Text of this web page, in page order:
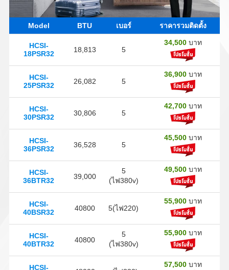
Model BTU เบอร์ ราคารวมติดตั้ง
HCSI-
18PSR32
18,813 5
34,500บาท
HCSI-
25PSR32
26,082 5
36,900บาท
HCSI-
30PSR32
30,806 5
42,700บาท
HCSI-
36PSR32
36,528 5
45,500บาท
HCSI-
36BTR32
39,000
5
(ไฟ380v)
49,500บาท
HCSI-
40BSR32
40800 5(ไฟ220)
55,900บาท
HCSI-
40BTR32
40800
5
(ไฟ380v)
55,900บาท
HCSI-
57,500บาท